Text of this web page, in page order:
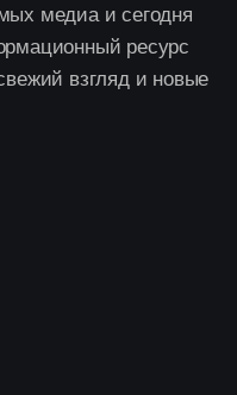
медиа и сегодня
ресурс
взгляд и новые